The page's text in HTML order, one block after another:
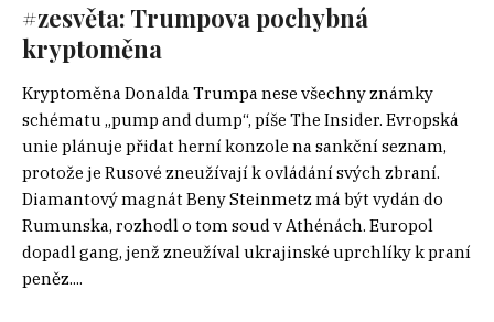
#zesvěta: Trumpova pochybná
kryptoměna
Kryptoměna Donalda Trumpa nese všechny známky
schématu „pump and dump“, píše The Insider. Evropská
unie plánuje přidat herní konzole na sankční seznam,
protože je Rusové zneužívají k ovládání svých zbraní.
Diamantový magnát Beny Steinmetz má být vydán do
Rumunska, rozhodl o tom soud v Athénách. Europol
dopadl gang, jenž zneužíval ukrajinské uprchlíky k praní
peněz....